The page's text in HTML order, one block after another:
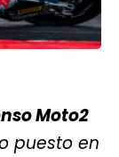
Moto2
puesto en